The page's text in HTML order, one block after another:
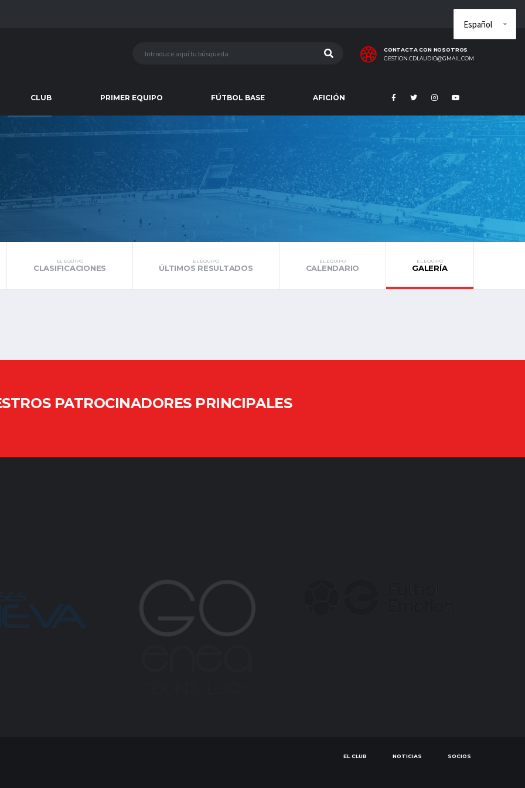
CONTACTA CON NOSOTROS
GESTION.CDLAUDIO@GMAIL.COM
CLUB PRIMER EQUIPO FÚTBOL BASE AFICIÓN
EL EQUIPO
CLASIFICACIONES
EL EQUIPO
ÚLTIMOS RESULTADOS
EL EQUIPO
CALENDARIO
EL EQUIPO
GALERÍA
PATROCINADORES PRINCIPALES
EL CLUB NOTICIAS SOCIOS